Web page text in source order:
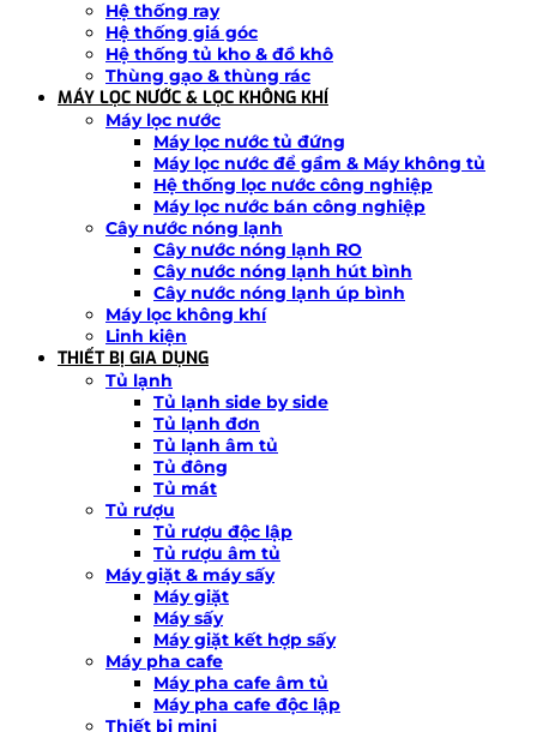
Hệ thống ray
Hệ thống giá góc
Hệ thống tủ kho & đồ khô
Thùng gạo & thùng rác
MÁY LỌC NƯỚC & LỌC KHÔNG KHÍ
Máy lọc nước
Máy lọc nước tủ đứng
Máy lọc nước để gầm & Máy không tủ
Hệ thống lọc nước công nghiệp
Máy lọc nước bán công nghiệp
Cây nước nóng lạnh
Cây nước nóng lạnh RO
Cây nước nóng lạnh hút bình
Cây nước nóng lạnh úp bình
Máy lọc không khí
Linh kiện
THIẾT BỊ GIA DỤNG
Tủ lạnh
Tủ lạnh side by side
Tủ lạnh đơn
Tủ lạnh âm tủ
Tủ đông
Tủ mát
Tủ rượu
Tủ rượu độc lập
Tủ rượu âm tủ
Máy giặt & máy sấy
Máy giặt
Máy sấy
Máy giặt kết hợp sấy
Máy pha cafe
Máy pha cafe âm tủ
Máy pha cafe độc lập
Thiết bị mini